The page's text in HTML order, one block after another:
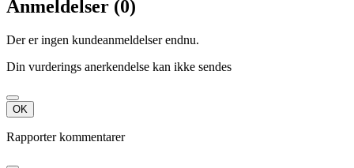
Anmeldelser (0)
Der er ingen kundeanmeldelser endnu.
Din vurderings anerkendelse kan ikke sendes
OK
Rapporter kommentarer